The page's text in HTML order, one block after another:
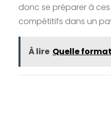
donc se préparer à
compétitifs dans un
À lire Quelle